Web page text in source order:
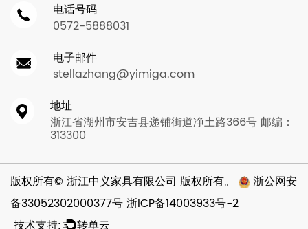
电话号码
0572-5888031
电子邮件
stellazhang@yimiga.com
地址
浙江省湖州市安吉县递铺街道净土路366号 邮编：
313300
版权所有© 浙江中义家具有限公司 版权所有。
浙公网安
备33052302000377号浙ICP备14003933号-2
技术支持: 转单云